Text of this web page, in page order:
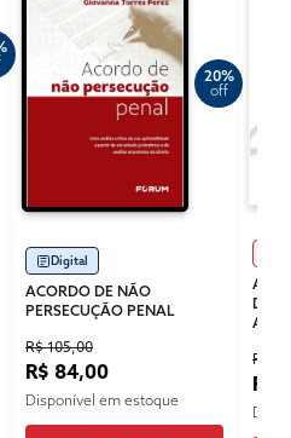
20%
off
Digital
ACORDO DE NÃO
PERSECUÇÃO PENAL
R$ 105,00
R$ 84,00
Disponível em estoque
DE
R$
R$